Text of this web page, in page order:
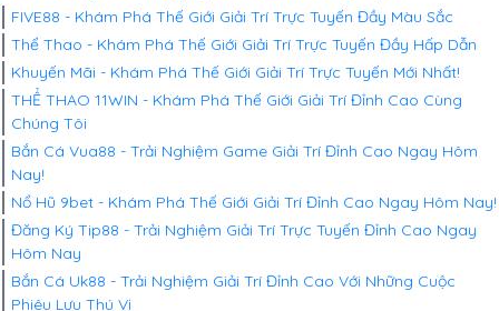
FIVE88 - Khám Phá Thế Giới Giải Trí Trực Tuyến Đầy Màu Sắc
Thể Thao - Khám Phá Thế Giới Giải Trí Trực Tuyến Đầy Hấp Dẫn
Khuyến Mãi - Khám Phá Thế Giới Giải Trí Trực Tuyến Mới Nhất!
THỂ THAO 11WIN - Khám Phá Thế Giới Giải Trí Đỉnh Cao Cùng
Chúng Tôi
Bắn Cá Vua88 - Trải Nghiệm Game Giải Trí Đỉnh Cao Ngay Hôm
Nay!
Nổ Hũ 9bet - Khám Phá Thế Giới Giải Trí Đỉnh Cao Ngay Hôm Nay!
Đăng Ký Tip88 - Trải Nghiệm Giải Trí Trực Tuyến Đỉnh Cao Ngay
Hôm Nay
Bắn Cá Uk88 - Trải Nghiệm Giải Trí Đỉnh Cao Với Những Cuộc
Phiêu Lưu Thú Vị